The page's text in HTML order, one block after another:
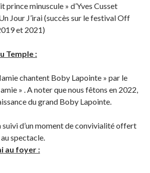
minuscule » d’Yves Cusset
Jour J’irai (succès sur le festival Off
et 2021)
Temple :
chantent Boby Lapointe » par le
» . A noter que nous fêtons en 2022,
du grand Boby Lapointe.
suivi d’un moment de convivialité offert
spectacle.
au foyer :